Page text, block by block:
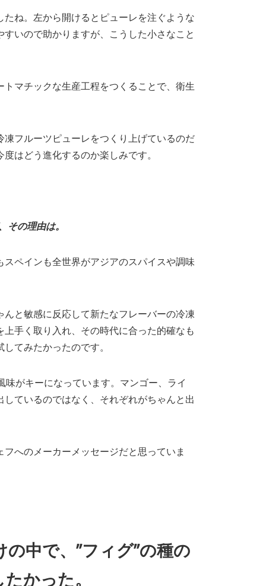
ね。左から開けるとピューレを注ぐような
いので助かりますが、こうした小さなこと
マチックな生産工程をつくることで、衛生
フルーツピューレをつくり上げているのだ
はどう進化するのか楽しみです。
の理由は。
ペインも全世界がアジアのスパイスや調味
と敏感に反応して新たなフレーバーの冷凍
手く取り入れ、その時代に合った的確なも
てみたかったのです。
味がキーになっています。マンゴー、ライ
ているのではなく、それぞれがちゃんと出
へのメーカーメッセージだと思っていま
中で、”フィグ”の種の
かった。